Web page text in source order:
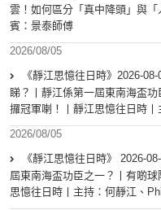
雲！如何區分「真中降頭」與
賓：景泰師傅
2026/08/05
《靜江思憶往日時》2026-
睇？丨靜江係第一屆東南海盃
攞冠軍喇！丨靜江思憶往日時
2026/08/05
《靜江思憶往日時》 2026-
屆東南海盃功臣之一？丨有啲
思憶往日時丨主持：何靜江、